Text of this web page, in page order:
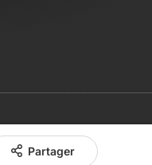
Partager
7.31.3